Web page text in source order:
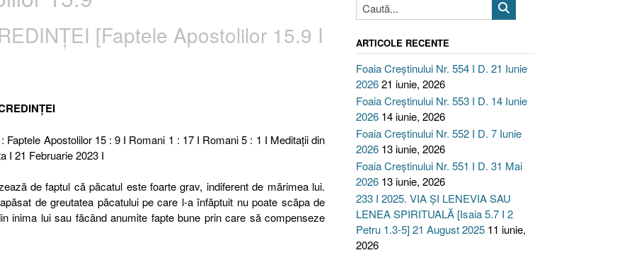
[Faptele Apostolilor 15.9 I
Faptele Apostolilor 15 : 9 I Romani 1 : 17 I Romani 5 : 1 I Meditaţii din
I 21 Februarie 2023 I
de faptul că păcatul este foarte grav, indiferent de mărimea lui.
de greutatea păcatului pe care l-a înfăptuit nu poate scăpa de
inima lui sau făcând anumite fapte bune prin care să compenseze
ARTICOLE RECENTE
Foaia Creștinului Nr. 554 I D. 21 Iunie
202621 iunie, 2026
Foaia Creștinului Nr. 553 I D. 14 Iunie
2026 14 iunie, 2026
Foaia Creștinului Nr. 552 I D. 7 Iunie
2026 13 iunie, 2026
Foaia Creștinului Nr. 551 I D. 31 Mai
2026 13 iunie, 2026
233 I 2025. VIA ȘI LENEVIA SAU
LENEA SPIRITUALĂ [Isaia 5.7 I 2
Petru 1.3-5] 21 August 2025 11 iunie,
2026